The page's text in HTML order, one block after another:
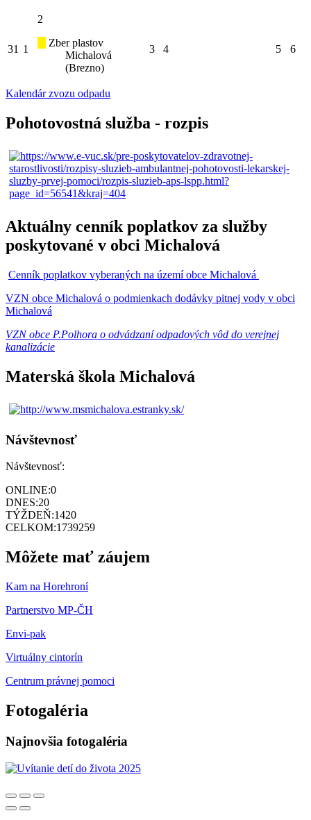
31 1
2
Zber plastov
Michalová
(Brezno)
3 4 5 6
Kalendár zvozu odpadu
Pohotovostná služba - rozpis
Aktuálny cenník poplatkov za služby
poskytované v obci Michalová
Cenník poplatkov vyberaných na území obce Michalová
VZN obce Michalová o podmienkach dodávky pitnej vody v obci
Michalová
VZN obce P.Polhora o odvádzaní odpadových vôd do verejnej
kanalizácie
Materská škola Michalová
Návštevnosť
Návštevnosť:
ONLINE:0
DNES:20
TÝŽDEŇ:1420
CELKOM:1739259
Môžete mať záujem
Kam na Horehroní
Partnerstvo MP-ČH
Envi-pak
Virtuálny cintorín
Centrum právnej pomoci
Fotogaléria
Najnovšia fotogaléria